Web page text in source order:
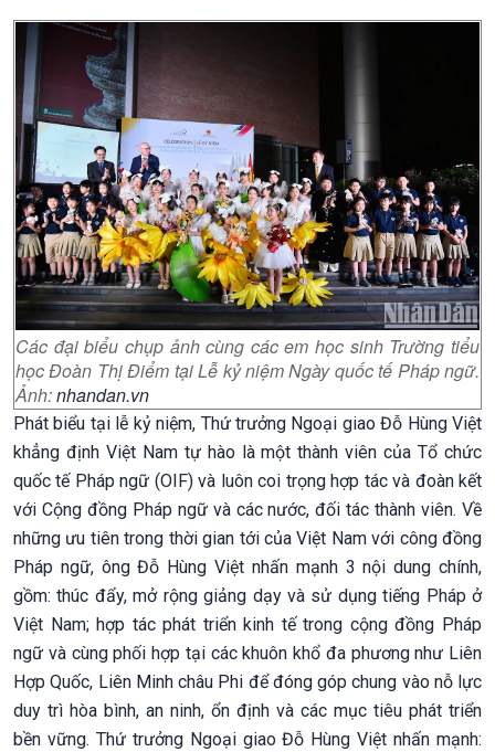
Các đại biểu chụp ảnh cùng các em học sinh Trường tiểu
học Đoàn Thị Điểm tại Lễ kỷ niệm Ngày quốc tế Pháp ngữ.
Ảnh:nhandan.vn
Phát biểu tại lễ kỷ niệm, Thứ trưởng Ngoại giao Đỗ Hùng Việt
khẳng định Việt Nam tự hào là một thành viên của Tổ chức
quốc tế Pháp ngữ (OIF) và luôn coi trọng hợp tác và đoàn kết
với Cộng đồng Pháp ngữ và các nước, đối tác thành viên. Về
những ưu tiên trong thời gian tới của Việt Nam với công đồng
Pháp ngữ, ông Đỗ Hùng Việt nhấn mạnh 3 nội dung chính,
gồm: thúc đẩy, mở rộng giảng dạy và sử dụng tiếng Pháp ở
Việt Nam; hợp tác phát triển kinh tế trong cộng đồng Pháp
ngữ và cùng phối hợp tại các khuôn khổ đa phương như Liên
Hợp Quốc, Liên Minh châu Phi để đóng góp chung vào nỗ lực
duy trì hòa bình, an ninh, ổn định và các mục tiêu phát triển
bền vững. Thứ trưởng Ngoại giao Đỗ Hùng Việt nhấn mạnh: